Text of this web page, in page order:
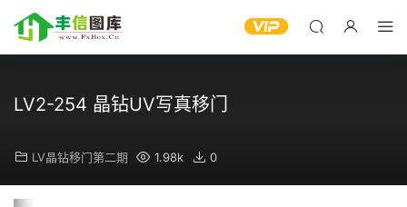
LV2-254 晶钻UV写真移门
LV晶钻移门第二期 1.98k 0